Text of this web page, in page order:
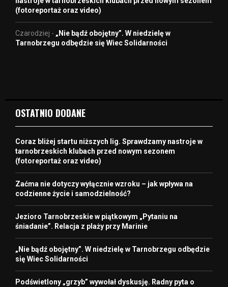
(fotoreportaż oraz video)
Czarodziej - „Nie bądź obojętny”. W niedzielę w
Tarnobrzegu odbędzie się Wiec Solidarności
OSTATNIO DODANE
Coraz bliżej startu niższych lig. Sprawdzamy nastroje w
tarnobrzeskich klubach przed nowym sezonem
(fotoreportaż oraz video)
Zaćma nie dotyczy wyłącznie wzroku – jak wpływa na
codzienne życie i samodzielność?
Jezioro Tarnobrzeskie w piątkowym „Pytaniu na
śniadanie”. Relacja z plaży przy Marinie
„Nie bądź obojętny”. W niedzielę w Tarnobrzegu odbędzie
się Wiec Solidarności
Podświetlony „grzyb” wywołał dyskusję. Radny pyta o